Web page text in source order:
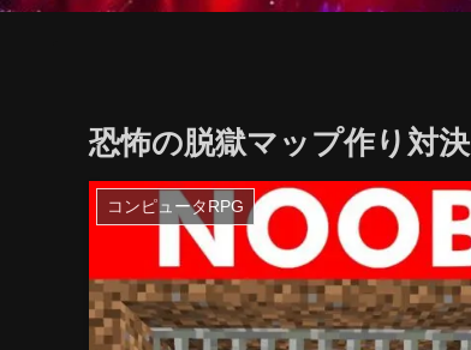
恐怖の脱獄マップ作り対決
コンピュータRPG